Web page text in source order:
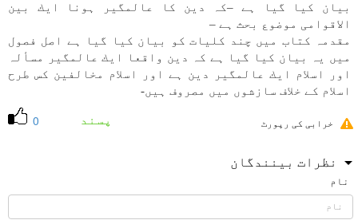
بيان كيا گيا ہے –كہ دين كا عالمگير ہونا ايك بين
الاقوامی موضوع بحث ہے –
مقدمہ كتاب میں چند كليات كو بيان كيا گيا ہے اصل فصول
میں یہ بيان كيا گيا ہے كہ دين واقعا ايك عالمگير مسألہ
اور اسلام ايك عالمگير دين ہے اور اسلام مخالفين كس طرح
اسلام كے خلاف سازشوں میں مصروف ہیں-
0 پسند خرابی کی رپورٹ
نظرات بینندگان
نام